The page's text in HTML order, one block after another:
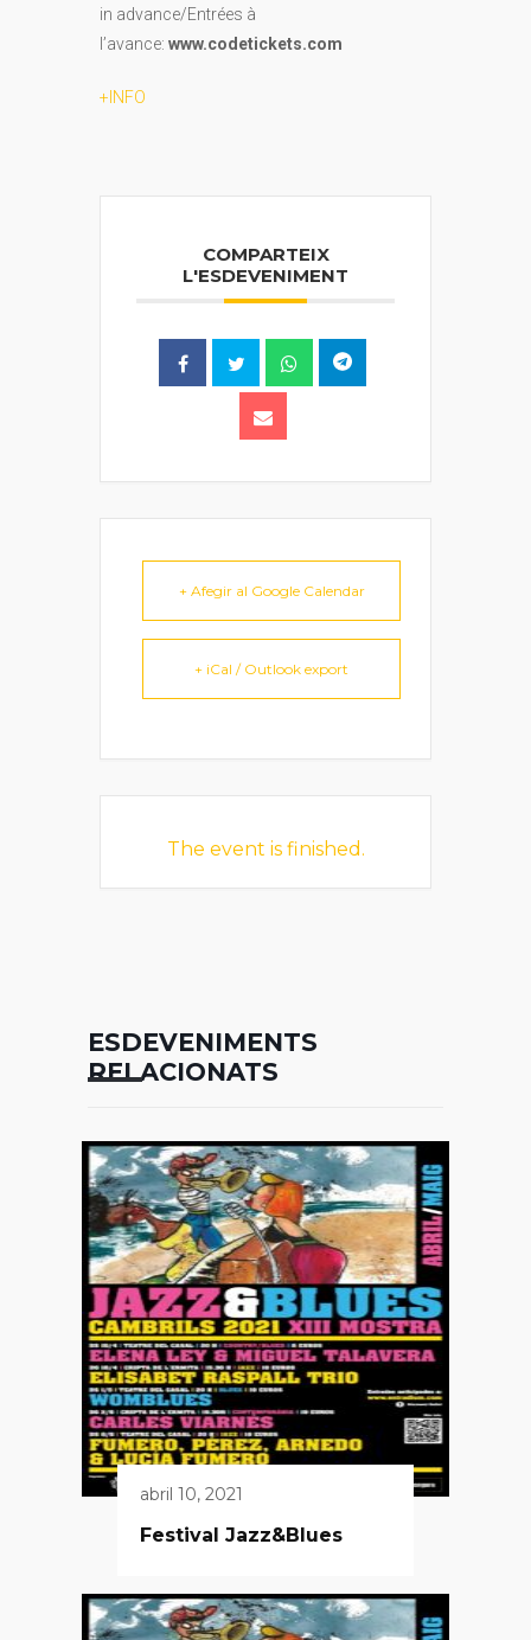
in advance/Entrées à
l’avance: www.codetickets.com
+INFO
COMPARTEIX
L'ESDEVENIMENT
+ Afegir al Google Calendar
+ iCal / Outlook export
The event is finished.
ESDEVENIMENTS
RELACIONATS
abril 10, 2021
Festival Jazz&Blues